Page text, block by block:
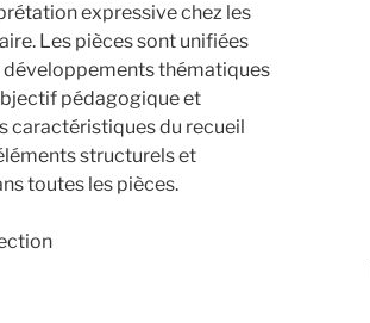
expressive chez les
Les pièces sont unifiées
développements thématiques
pédagogique et
caractéristiques du recueil
structurels et
toutes les pièces.